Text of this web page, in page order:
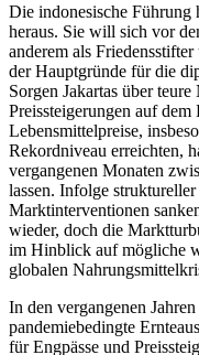
Die indonesische Führung
heraus. Sie will sich vor
anderem als
der Hauptgründe für die
Sorgen Jakartas über
Preissteigerungen auf
Lebensmittelpreise,
Rekordniveau erreichten,
vergangenen Monaten
lassen. Infolge
Marktinterventionen
wieder, doch die
im Hinblick auf mög­liche
globalen
In den vergangenen
pandemiebedingte
für Engpässe und